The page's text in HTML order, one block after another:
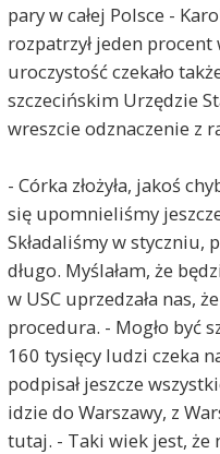
pary w całej Polsce -
rozpatrzył jeden
uroczystość czekało
szczecińskim Urzędzie
wreszcie odznaczenie z
- Córka złożyła, jakoś
się upomnieliśmy
Składaliśmy w styczniu,
długo. Myślałam, że
w USC uprzedzała nas,
procedura. - Mogło być
160 tysięcy ludzi czeka
podpisał jeszcze
idzie do Warszawy, z
tutaj. - Taki wiek jest, że